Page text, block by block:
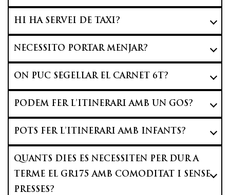
HI HA SERVEI DE TAXI?
NECESSITO PORTAR MENJAR?
ON PUC SEGELLAR EL CARNET 6T?
PODEM FER L’ITINERARI AMB UN GOS?
POTS FER L’ITINERARI AMB INFANTS?
QUANTS DIES ES NECESSITEN PER DUR A
TERME EL GR175 AMB COMODITAT I SENSE
PRESSES?